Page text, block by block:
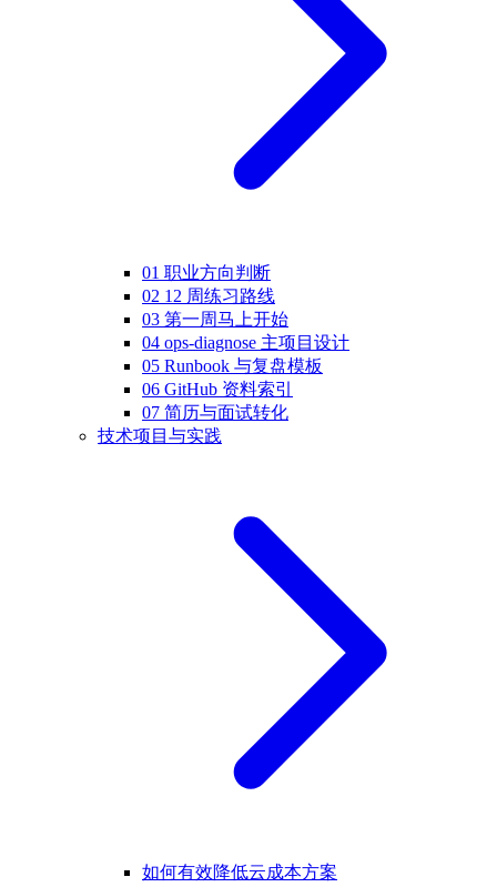
01 职业方向判断
02 12 周练习路线
03 第一周马上开始
04 ops-diagnose 主项目设计
05 Runbook 与复盘模板
06 GitHub 资料索引
07 简历与面试转化
技术项目与实践
如何有效降低云成本方案